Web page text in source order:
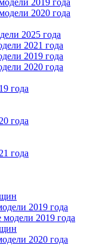
2019 года
2020 года
2025 года
2021 года
2019 года
2020 года
года
года
года
2019 года
2019 года
2020 года